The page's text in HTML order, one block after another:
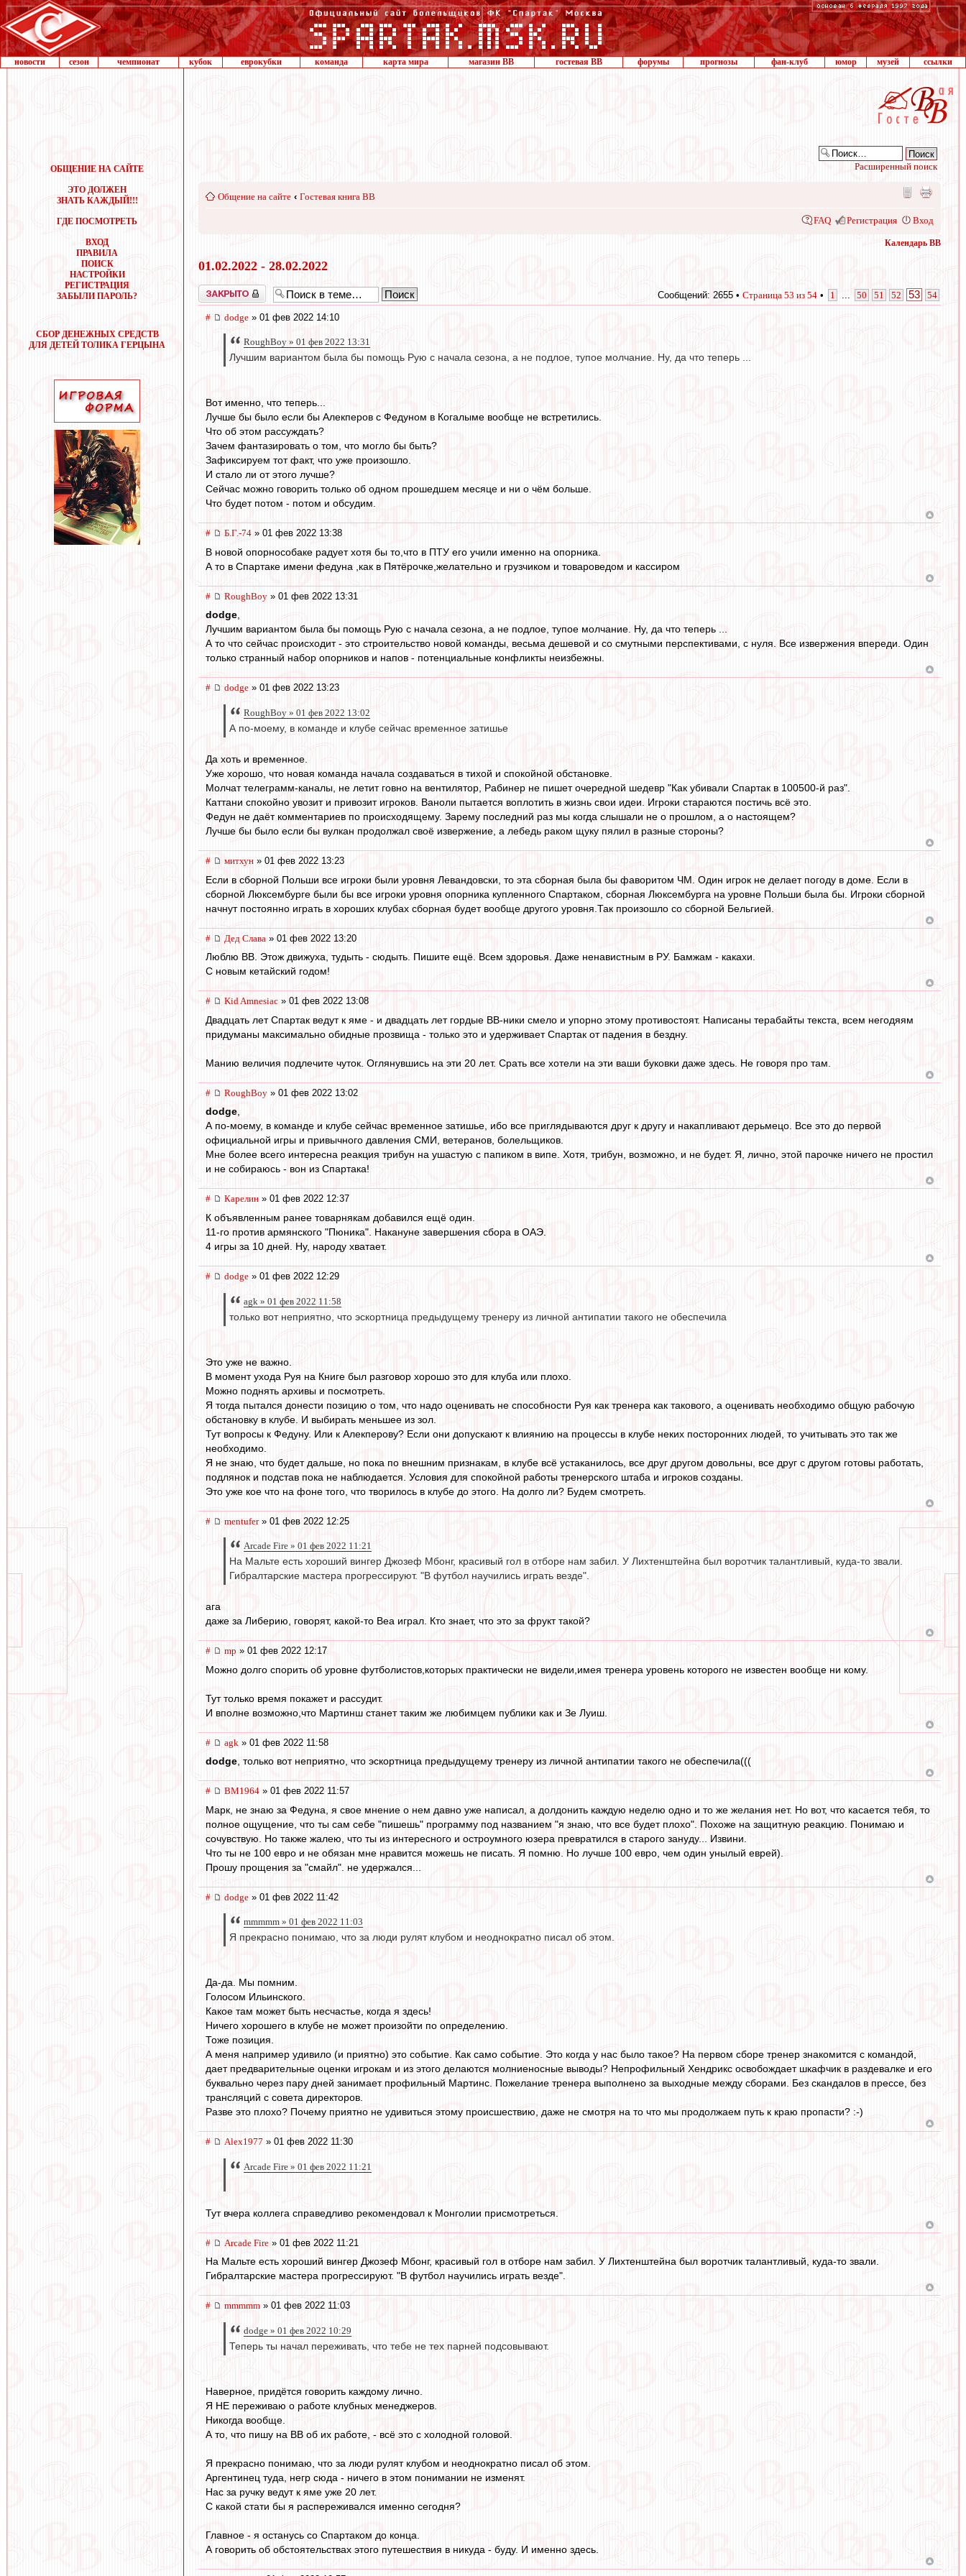
новости сезон чемпионат кубок еврокубки команда карта мира магазин ВВ гостевая ВВ форумы прогнозы фан-клуб юмор музей ссылки
ОБЩЕНИЕ НА САЙТЕ
ЭТО ДОЛЖЕН
ЗНАТЬ КАЖДЫЙ!!!
ГДЕ ПОСМОТРЕТЬ
ВХОД
ПРАВИЛА
ПОИСК
НАСТРОЙКИ
РЕГИСТРАЦИЯ
ЗАБЫЛИ ПАРОЛЬ?
СБОР ДЕНЕЖНЫХ СРЕДСТВ
ДЛЯ ДЕТЕЙ ТОЛИКА ГЕРЦЫНА
Расширенный поиск
Общение на сайте ‹ Гостевая книга ВВ
FAQ Регистрация Вход
Календарь ВВ
01.02.2022 - 28.02.2022
Закрыто Сообщений: 2655 • Страница 53 из 54 • 1 50 51 52 53 54
# dodge » 01 фев 2022 14:10
RoughBoy » 01 фев 2022 13:31
Лучшим вариантом была бы помощь Рую с начала сезона, а не подлое, тупое молчание. Ну, да что теперь ...
Вот именно, что теперь...
Лучше бы было если бы Алекперов с Федуном в Когалыме вообще не встретились.
Что об этом рассуждать?
Зачем фантазировать о том, что могло бы быть?
Зафиксируем тот факт, что уже произошло.
И стало ли от этого лучше?
Сейчас можно говорить только об одном прошедшем месяце и ни о чём больше.
Что будет потом - потом и обсудим.
# Б.Г.-74 » 01 фев 2022 13:38
В новой опорнособаке радует хотя бы то,что в ПТУ его учили именно на опорника.
А то в Спартаке имени федуна ,как в Пятёрочке,желательно и грузчиком и товароведом и кассиром
# RoughBoy » 01 фев 2022 13:31
dodge,
Лучшим вариантом была бы помощь Рую с начала сезона, а не подлое, тупое молчание. Ну, да что теперь ...
А то что сейчас происходит - это строительство новой команды, весьма дешевой и со смутными перспективами, с нуля. Все извержения впереди. Один
только странный набор опорников и напов - потенциальные конфликты неизбежны.
# dodge » 01 фев 2022 13:23
RoughBoy » 01 фев 2022 13:02
А по-моему, в команде и клубе сейчас временное затишье
Да хоть и временное.
Уже хорошо, что новая команда начала создаваться в тихой и спокойной обстановке.
Молчат телеграмм-каналы, не летит говно на вентилятор, Рабинер не пишет очередной шедевр "Как убивали Спартак в 100500-й раз".
Каттани спокойно увозит и привозит игроков. Ваноли пытается воплотить в жизнь свои идеи. Игроки стараются постичь всё это.
Федун не даёт комментариев по происходящему. Зарему последний раз мы когда слышали не о прошлом, а о настоящем?
Лучше бы было если бы вулкан продолжал своё извержение, а лебедь раком щуку пялил в разные стороны?
# митхун » 01 фев 2022 13:23
Если в сборной Польши все игроки были уровня Левандовски, то эта сборная была бы фаворитом ЧМ. Один игрок не делает погоду в доме. Если в
сборной Люксембурге были бы все игроки уровня опорника купленного Спартаком, сборная Люксембурга на уровне Польши была бы. Игроки сборной
начнут постоянно играть в хороших клубах сборная будет вообще другого уровня.Так произошло со сборной Бельгией.
# Дед Слава » 01 фев 2022 13:20
Люблю ВВ. Этож движуха, тудыть - сюдыть. Пишите ещё. Всем здоровья. Даже ненавистным в РУ. Бамжам - какахи.
С новым кетайский годом!
# Kid Amnesiac » 01 фев 2022 13:08
Двадцать лет Спартак ведут к яме - и двадцать лет гордые ВВ-ники смело и упорно этому противостоят. Написаны терабайты текста, всем негодяям
придуманы максимально обидные прозвища - только это и удерживает Спартак от падения в бездну.
Манию величия подлечите чуток. Оглянувшись на эти 20 лет. Срать все хотели на эти ваши буковки даже здесь. Не говоря про там.
# RoughBoy » 01 фев 2022 13:02
dodge,
А по-моему, в команде и клубе сейчас временное затишье, ибо все приглядываются друг к другу и накапливают дерьмецо. Все это до первой
официальной игры и привычного давления СМИ, ветеранов, болельщиков.
Мне более всего интересна реакция трибун на ушастую с папиком в випе. Хотя, трибун, возможно, и не будет. Я, лично, этой парочке ничего не простил
и не собираюсь - вон из Спартака!
# Карелин » 01 фев 2022 12:37
К объявленным ранее товарнякам добавился ещё один.
11-го против армянского "Пюника". Накануне завершения сбора в ОАЭ.
4 игры за 10 дней. Ну, народу хватает.
# dodge » 01 фев 2022 12:29
agk » 01 фев 2022 11:58
только вот неприятно, что эскортница предыдущему тренеру из личной антипатии такого не обеспечила
Это уже не важно.
В момент ухода Руя на Книге был разговор хорошо это для клуба или плохо.
Можно поднять архивы и посмотреть.
Я тогда пытался донести позицию о том, что надо оценивать не способности Руя как тренера как такового, а оценивать необходимо общую рабочую
обстановку в клубе. И выбирать меньшее из зол.
Тут вопросы к Федуну. Или к Алекперову? Если они допускают к влиянию на процессы в клубе неких посторонних людей, то учитывать это так же
необходимо.
Я не знаю, что будет дальше, но пока по внешним признакам, в клубе всё устаканилось, все друг другом довольны, все друг с другом готовы работать,
подлянок и подстав пока не наблюдается. Условия для спокойной работы тренерского штаба и игроков созданы.
Это уже кое что на фоне того, что творилось в клубе до этого. На долго ли? Будем смотреть.
# mentufer» 01 фев 2022 12:25
Arcade Fire » 01 фев 2022 11:21
На Мальте есть хороший вингер Джозеф Мбонг, красивый гол в отборе нам забил. У Лихтенштейна был воротчик талантливый, куда-то звали.
Гибралтарские мастера прогрессируют. "В футбол научились играть везде".
ага
даже за Либерию, говорят, какой-то Веа играл. Кто знает, что это за фрукт такой?
# mp » 01 фев 2022 12:17
Можно долго спорить об уровне футболистов,которых практически не видели,имея тренера уровень которого не известен вообще ни кому.
Тут только время покажет и рассудит.
И вполне возможно,что Мартинш станет таким же любимцем публики как и Зе Луиш.
# agk » 01 фев 2022 11:58
dodge, только вот неприятно, что эскортница предыдущему тренеру из личной антипатии такого не обеспечила(((
# BM1964 » 01 фев 2022 11:57
Марк, не знаю за Федуна, я свое мнение о нем давно уже написал, а долдонить каждую неделю одно и то же желания нет. Но вот, что касается тебя, то
полное ощущение, что ты сам себе "пишешь" программу под названием "я знаю, что все будет плохо". Похоже на защитную реакцию. Понимаю и
сочувствую. Но также жалею, что ты из интересного и остроумного юзера превратился в старого зануду... Извини.
Что ты не 100 евро и не обязан мне нравится можешь не писать. Я помню. Но лучше 100 евро, чем один унылый еврей).
Прошу прощения за "смайл". не удержался...
# dodge » 01 фев 2022 11:42
mmmmm » 01 фев 2022 11:03
Я прекрасно понимаю, что за люди рулят клубом и неоднократно писал об этом.
Да-да. Мы помним.
Голосом Ильинского.
Какое там может быть несчастье, когда я здесь!
Ничего хорошего в клубе не может произойти по определению.
Тоже позиция.
А меня например удивило (и приятно) это событие. Как само событие. Это когда у нас было такое? На первом сборе тренер знакомится с командой,
дает предварительные оценки игрокам и из этого делаются молниеносные выводы? Непрофильный Хендрикс освобождает шкафчик в раздевалке и его
буквально через пару дней занимает профильный Мартинс. Пожелание тренера выполнено за выходные между сборами. Без скандалов в прессе, без
трансляций с совета директоров.
Разве это плохо? Почему приятно не удивиться этому происшествию, даже не смотря на то что мы продолжаем путь к краю пропасти? :-)
# Alex1977 » 01 фев 2022 11:30
Arcade Fire » 01 фев 2022 11:21
Тут вчера коллега справедливо рекомендовал к Монголии присмотреться.
# Arcade Fire » 01 фев 2022 11:21
На Мальте есть хороший вингер Джозеф Мбонг, красивый гол в отборе нам забил. У Лихтенштейна был воротчик талантливый, куда-то звали.
Гибралтарские мастера прогрессируют. "В футбол научились играть везде".
# mmmmm » 01 фев 2022 11:03
dodge » 01 фев 2022 10:29
Теперь ты начал переживать, что тебе не тех парней подсовывают.
Наверное, придётся говорить каждому лично.
Я НЕ переживаю о работе клубных менеджеров.
Никогда вообще.
А то, что пишу на ВВ об их работе, - всё это с холодной головой.
Я прекрасно понимаю, что за люди рулят клубом и неоднократно писал об этом.
Аргентинец туда, негр сюда - ничего в этом понимании не изменят.
Нас за ручку ведут к яме уже 20 лет.
С какой стати бы я распереживался именно сегодня?
Главное - я останусь со Спартаком до конца.
А говорить об обстоятельствах этого путешествия в никуда - буду. И именно здесь.